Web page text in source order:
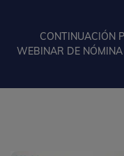
CONTINUACIÓN
WEBINAR DE